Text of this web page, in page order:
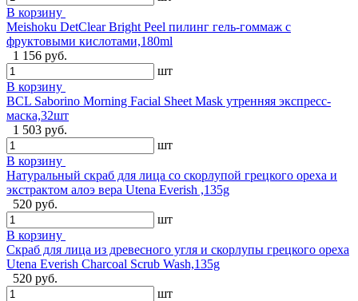
В корзину
Meishoku DetClear Bright Peel пилинг гель-гоммаж с
фруктовыми кислотами,180ml
1 156 руб.
шт
В корзину
BCL Saborino Morning Facial Sheet Mask утренняя экспресс-
маска,32шт
1 503 руб.
шт
В корзину
Натуральный скраб для лица со скорлупой грецкого ореха и
экстрактом алоэ вера Utena Everish ,135g
520 руб.
шт
В корзину
Скраб для лица из древесного угля и скорлупы грецкого ореха
Utena Everish Charcoal Scrub Wash,135g
520 руб.
шт